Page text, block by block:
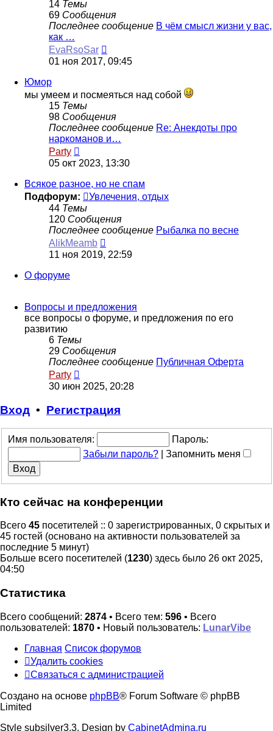
14 Темы
69 Сообщения
Последнее сообщение В чём смысл жизни у вас,
как …
EvaRsoSar
к
01 ноя 2017, 09:45
Юмор
мы умеем и посмеяться над собой
15 Темы
98 Сообщения
Последнее сообщение Re: Анекдоты про
наркоманов и…
Party
к
последнему
сообщению
05 окт 2023, 13:30
Всякое разное, но не спам
Подфорум:
Увлечения, отдых
44 Темы
120 Сообщения
Последнее сообщение Рыбалка по весне
AlikMeamb
к
11 ноя 2019, 22:59
О форуме
Вопросы и предложения
все вопросы о форуме, и предложения по его
развитию
6 Темы
29 Сообщения
Последнее сообщение Публичная Оферта
Party
к
последнему
30 июн 2025, 20:28
Вход • Регистрация
Имя пользователя:
Пароль:
Забыли пароль?
Запомнить меня
Кто сейчас на конференции
Всего 45 посетителей :: 0 зарегистрированных, 0 скрытых и
45 гостей (основано на активности пользователей за
последние 5 минут)
Больше всего посетителей (1230) здесь было 26 окт 2025,
04:50
Статистика
Всего сообщений: 2874 • Всего тем: 596 • Всего
пользователей: 1870 • Новый пользователь: LunarVibe
Главная Список форумов
Удалить cookies
Связаться
администрацией
Связаться с администрацией
Создано на основе phpBB® Forum Software © phpBB
Limited
Style subsilver3.3. Design by CabinetAdmina.ru